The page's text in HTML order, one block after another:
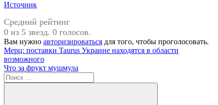
Источник
Средний рейтинг
0 из 5 звезд. 0 голосов.
Вам нужно авторизироваться для того, чтобы проголосовать.
Навигация
по
записям
Предыдущая
запись:
Мерц: поставки Taurus Украине находятся в области
возможного
Следующая
запись:
Что за фрукт мушмула
Поиск
для: